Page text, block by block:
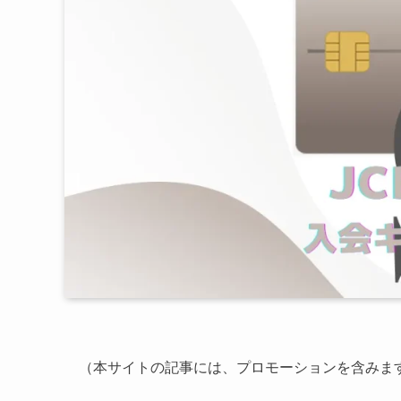
（本サイトの記事には、プロモーションを含みま